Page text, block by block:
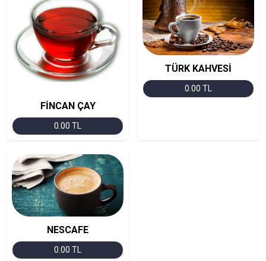
FİNCAN ÇAY
0.00 TL
TÜRK KAHVESİ
0.00 TL
NESCAFE
0.00 TL